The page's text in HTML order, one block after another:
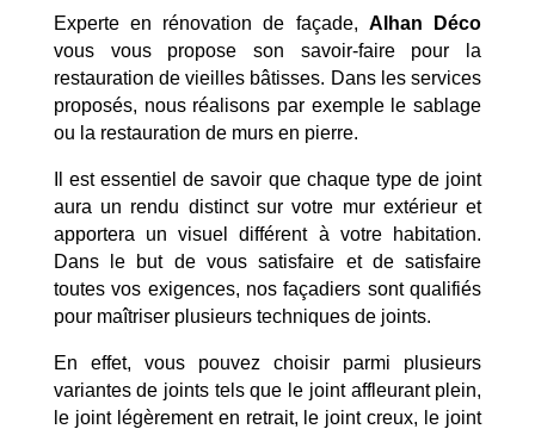
Experte en rénovation de façade, Alhan Déco
vous vous propose son savoir-faire pour la
restauration de vieilles bâtisses. Dans les services
proposés, nous réalisons par exemple le sablage
ou la restauration de murs en pierre.
Il est essentiel de savoir que chaque type de joint
aura un rendu distinct sur votre mur extérieur et
apportera un visuel différent à votre habitation.
Dans le but de vous satisfaire et de satisfaire
toutes vos exigences, nos façadiers sont qualifiés
pour maîtriser plusieurs techniques de joints.
En effet, vous pouvez choisir parmi plusieurs
variantes de joints tels que le joint affleurant plein,
le joint légèrement en retrait, le joint creux, le joint